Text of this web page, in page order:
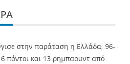
στην παράταση η Ελλάδα, 96-
πόντοι και 13 ρημπαουντ από